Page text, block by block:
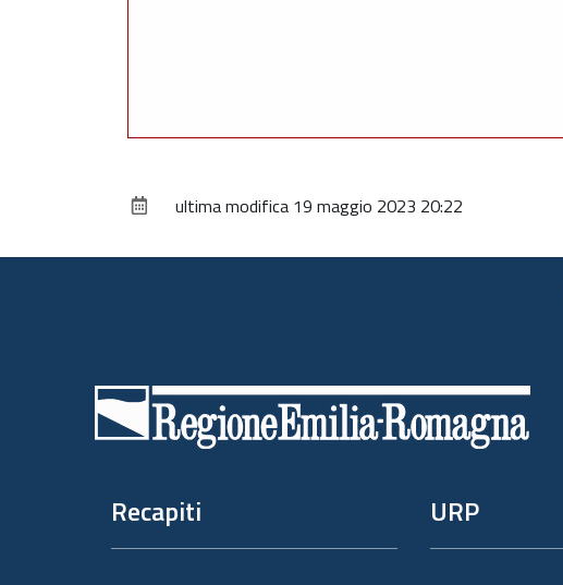
ultima modifica 19 maggio 2023 20:22
Recapiti URP